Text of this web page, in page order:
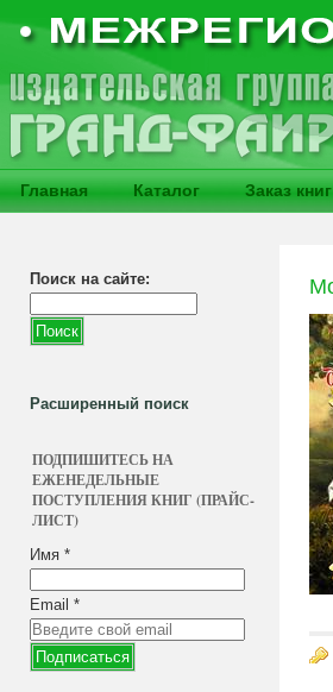
Главная Каталог Заказ книг
Поиск на сайте:
Расширенный поиск
ПОДПИШИТЕСЬ НА
ЕЖЕНЕДЕЛЬНЫЕ
ПОСТУПЛЕНИЯ КНИГ (ПРАЙС-
ЛИСТ)
Имя *
Email *